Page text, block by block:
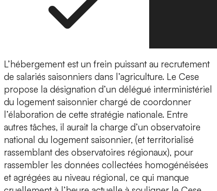
L’hébergement est un frein puissant au recrutement
de salariés saisonniers dans l’agriculture. Le Cese
propose la désignation d’un délégué interministériel
du logement saisonnier chargé de coordonner
l’élaboration de cette stratégie nationale. Entre
autres tâches, il aurait la charge d’un observatoire
national du logement saisonnier, (et territorialisé
rassemblant des observatoires régionaux), pour
rassembler les données collectées homogénéisées
et agrégées au niveau régional, ce qui manque